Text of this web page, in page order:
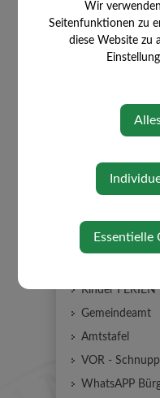
STARTSEITE
Kinder FERIEN
Gemeindeamt
Amtstafel
VOR -
WhatsAPP
Wir
Seitenfunktionen zu
diese Website zu
Essentielle